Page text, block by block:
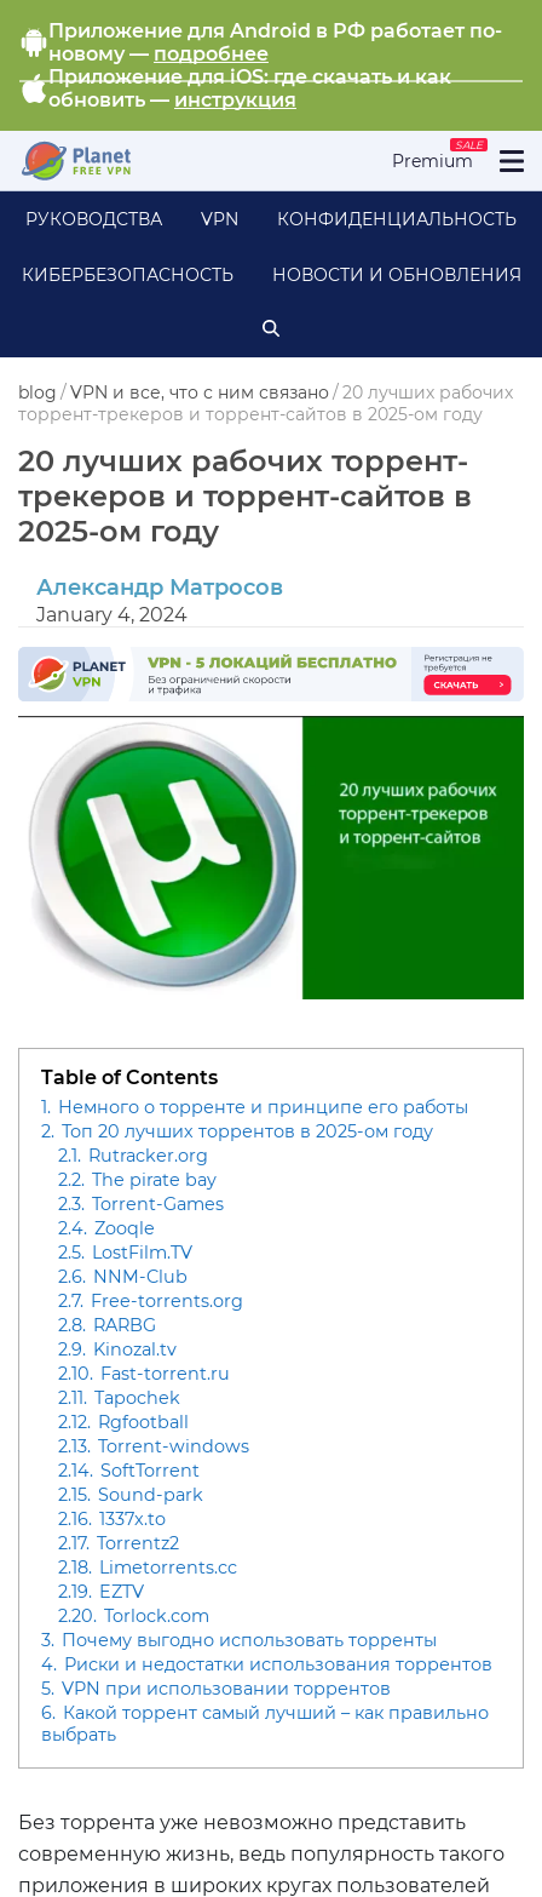
Приложение для Android в РФ работает по-
новому — подробнее
Приложение для iOS: где скачать и как
обновить — инструкция
Premium
SALE
РУКОВОДСТВА VPN КОНФИДЕНЦИАЛЬНОСТЬ
КИБЕРБЕЗОПАСНОСТЬ НОВОСТИ И ОБНОВЛЕНИЯ
blog /VPN и все, что с ним связано/20 лучших рабочих
торрент-трекеров и торрент-сайтов в 2025-ом году
20 лучших рабочих торрент-
трекеров и торрент-сайтов в
2025-ом году
Александр Матросов
January 4, 2024
Table of Contents
1. Немного о торренте и принципе его работы
2. Топ 20 лучших торрентов в 2025-ом году
2.1. Rutracker.org
2.2. The pirate bay
2.3. Torrent-Games
2.4. Zooqle
2.5. LostFilm.TV
2.6. NNM-Club
2.7. Free-torrents.org
2.8. RARBG
2.9. Kinozal.tv
2.10. Fast-torrent.ru
2.11. Tapochek
2.12. Rgfootball
2.13. Torrent-windows
2.14. SoftTorrent
2.15. Sound-park
2.16. 1337x.to
2.17. Torrentz2
2.18. Limetorrents.cc
2.19. EZTV
2.20. Torlock.com
3. Почему выгодно использовать торренты
4. Риски и недостатки использования торрентов
5. VPN при использовании торрентов
6. Какой торрент самый лучший – как правильно
выбрать
Без торрента уже невозможно представить
современную жизнь, ведь популярность такого
приложения в широких кругах пользователей